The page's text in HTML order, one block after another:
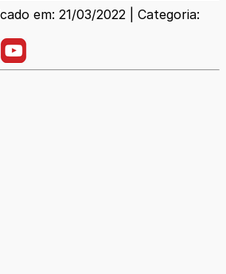
em: 21/03/2022 | Categoria: